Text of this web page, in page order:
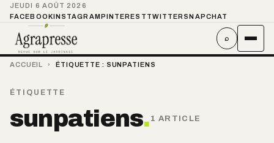
JEUDI 6 AOÛT 2026
FACEBOOKINSTAGRAMPINTEREST TWITTER SNAPCHAT
⌕
ACCUEIL › ÉTIQUETTE : SUNPATIENS
ÉTIQUETTE
sunpatiens. 1 ARTICLE